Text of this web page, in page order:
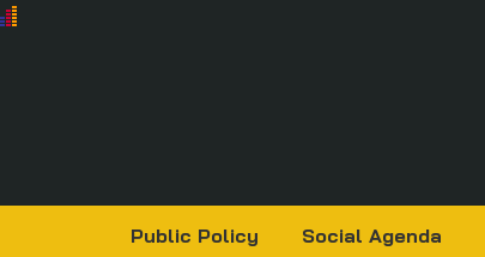
Public Policy Social Agenda